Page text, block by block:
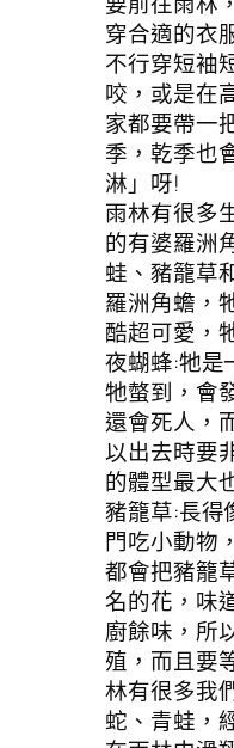
穿合適的衣
不行穿短袖
咬，或是在
家都要帶一
季，乾季也
淋」呀!
雨林有很多
的有婆羅洲
蛙、豬籠草
羅洲角蟾，
酷超可愛，
夜蝴蜂:牠是
牠螫到，會
還會死人，
以出去時要
的體型最大
豬籠草:長得
門吃小動物
都會把豬籠
名的花，味
廚餘味，所
殖，而且要
林有很多我
蛇、青蛙，